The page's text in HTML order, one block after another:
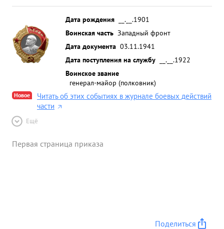
Дата рождения
__.__.1901
Воинская часть Западный фронт
Дата документа 03.11.1941
Дата поступления на службу
__.__.1922
Воинское звание
генерал-майор (полковник)
Новое
Читать об этих событиях в журнале боевых действий
части
Ещё
Первая страница приказа
Поделиться